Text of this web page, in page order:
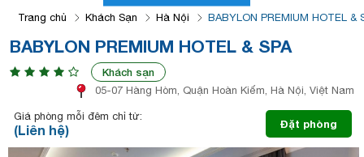
Trang chủ Khách Sạn Hà Nội BABYLON PREMIUM HOTEL &
BABYLON PREMIUM HOTEL & SPA
Khách sạn
05-07 Hàng Hòm, Quận Hoàn Kiếm, Hà Nội, Việt Nam
Giá phòng mỗi đêm chỉ từ:
(Liên hệ) Đặt phòng